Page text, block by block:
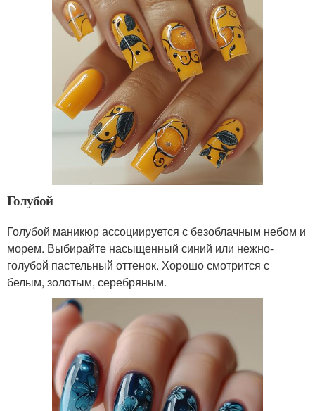
Голубой
Голубой маникюр ассоциируется с безоблачным небом и
морем. Выбирайте насыщенный синий или нежно-
голубой пастельный оттенок. Хорошо смотрится с
белым, золотым, серебряным.